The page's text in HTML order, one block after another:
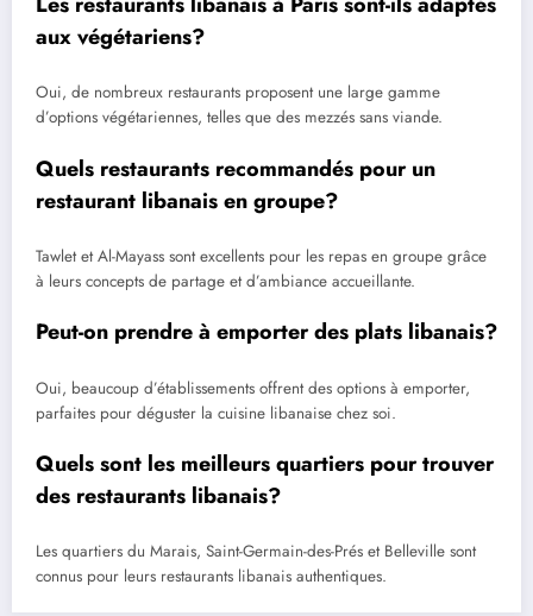
aux végétariens?
Oui, de nombreux restaurants proposent une large gamme
d’options végétariennes, telles que des mezzés sans viande.
Quels restaurants recommandés pour un
restaurant libanais en groupe?
Tawlet et Al-Mayass sont excellents pour les repas en groupe grâce
à leurs concepts de partage et d’ambiance accueillante.
Peut-on prendre à emporter des plats libanais?
Oui, beaucoup d’établissements offrent des options à emporter,
parfaites pour déguster la cuisine libanaise chez soi.
Quels sont les meilleurs quartiers pour trouver
des restaurants libanais?
Les quartiers du Marais, Saint-Germain-des-Prés et Belleville sont
connus pour leurs restaurants libanais authentiques.